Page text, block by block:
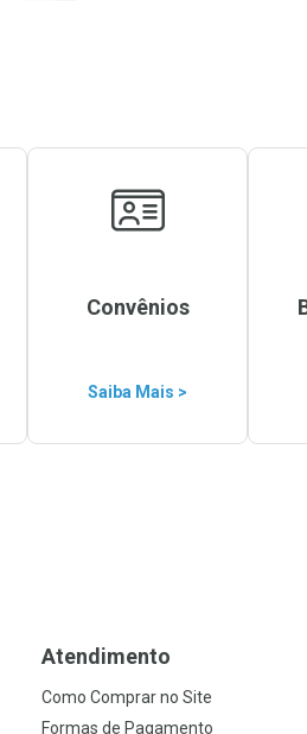
Convênios
Saiba Mais >
Atendimento
Como Comprar no Site
Formas de Pagamento